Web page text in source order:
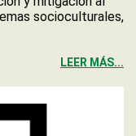
socioculturales,
LEER MÁS...